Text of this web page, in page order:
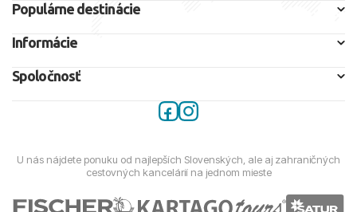
Populárne destinácie
Informácie
Spoločnosť
U nás nájdete ponuku od najlepších Slovenských, ale aj zahraničných
cestovných kancelárií na jednom mieste